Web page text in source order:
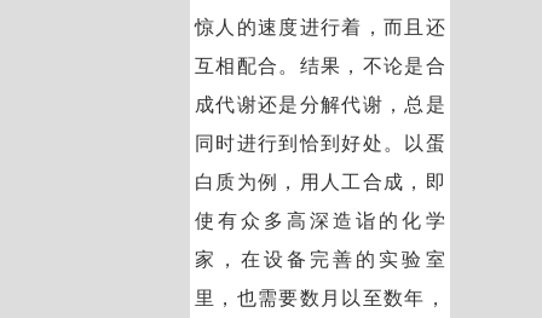
惊人的速度进行着，而且还
互相配合。结果，不论是合
成代谢还是分解代谢，总是
同时进行到恰到好处。以蛋
白质为例，用人工合成，即
使有众多高深造诣的化学
家，在设备完善的实验室
里，也需要数月以至数年，